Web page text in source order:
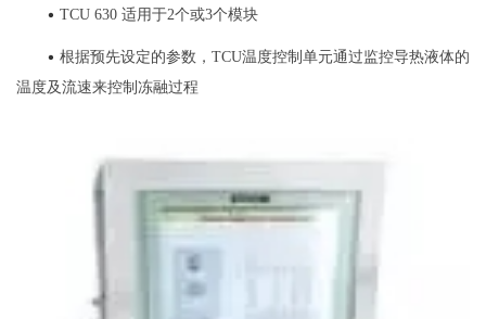
• TCU 630 适用于2个或3个模块
• 根据预先设定的参数，TCU温度控制单元通过监控导热液体的
温度及流速来控制冻融过程